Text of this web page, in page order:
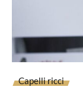
Capelli ricci